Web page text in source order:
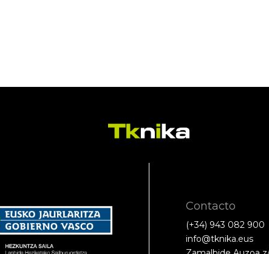
Contacto
(+34) 943 082 900
info@tknika.eus